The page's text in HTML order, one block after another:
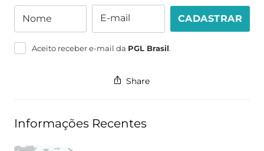
Nome
Nome E-mail CADASTRAR
Aceito receber e-mail da PGL Brasil.
Share
Informações Recentes